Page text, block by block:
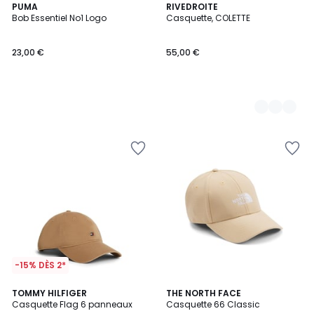
PUMA
Bob Essentiel No1 Logo
23,00 €
RIVEDROITE
Casquette, COLETTE
55,00 €
2
Couleurs
-15% DÈS 2*
TOMMY HILFIGER
Casquette Flag 6 panneaux
THE NORTH FACE
Casquette 66 Classic
5
/